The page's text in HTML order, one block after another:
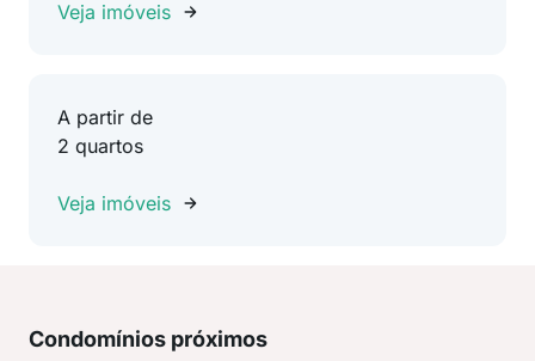
Veja imóveis
A partir de
2 quartos
Veja imóveis
Condomínios próximos